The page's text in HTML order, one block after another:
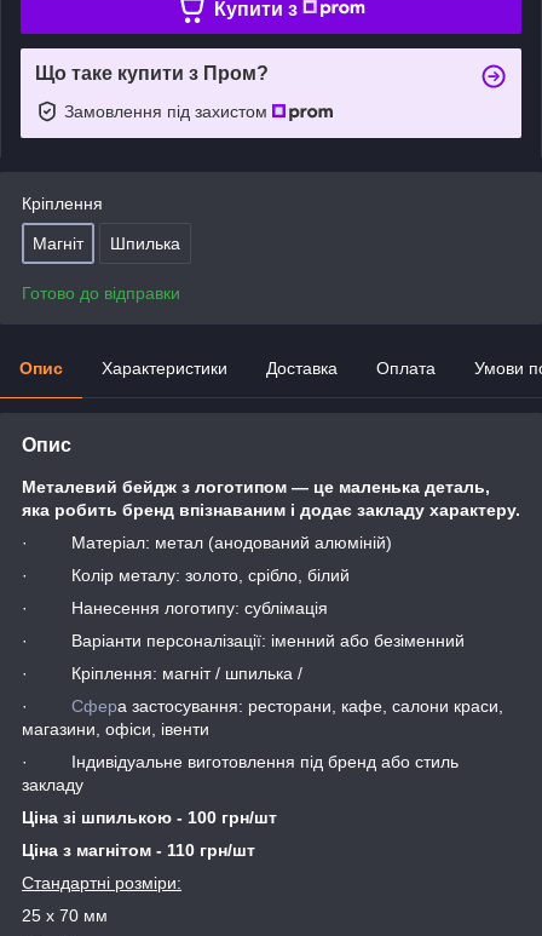
Купити з
Що таке купити з Пром?
Замовлення під захистом
Кріплення
Магніт Шпилька
Готово до відправки
Опис Характеристики Доставка Оплата Умови
Опис
Металевий бейдж з логотипом — це маленька деталь,
яка робить бренд впізнаваним і додає закладу характеру.
· Матеріал: метал (анодований алюміній)
· Колір металу: золото, срібло, білий
· Нанесення логотипу: сублімація
· Варіанти персоналізації: іменний або безіменний
· Кріплення: магніт / шпилька /
·
Сфера застосування: ресторани, кафе, салони краси,
магазини, офіси, івенти
· Індивідуальне виготовлення під бренд або стиль
закладу
Ціна зі шпилькою - 100 грн/шт
Ціна з магнітом - 110 грн/шт
Стандартні розміри:
25 х 70 мм